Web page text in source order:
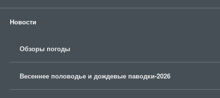
Новости
Обзоры погоды
Весеннее половодье и дождевые паводки-2026